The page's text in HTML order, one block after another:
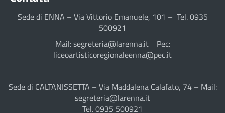
Sede di ENNA – Via Vittorio Emanuele, 101 – Tel. 0935
500921
Mail: segreteria@larenna.it Pec:
liceoartisticoregionaleenna@pec.it
Sede di CALTANISSETTA – Via Maddalena Calafato, 74 – Mail:
segreteria@larenna.it
Tel. 0935 500921